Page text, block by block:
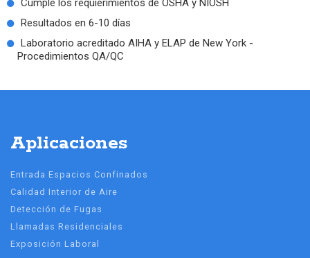
Cumple los requierimientos de OSHA y NIOSH
Resultados en 6-10 días
Laboratorio acreditado AIHA y ELAP de New York -
Procedimientos QA/QC
Aplicaciones
Entrada Espacios Confinados
Calidad Interior de Aire
Detección de Fugas
Llamadas Residenciales
Exposición Laboral